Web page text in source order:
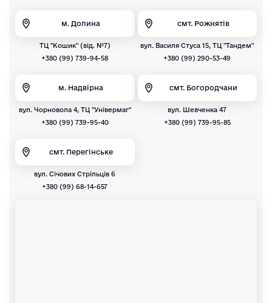
м. Долина
ТЦ "Кошик" (від. №7)
+380 (99) 739-94-58
смт. Рожнятів
вул. Василя Стуса 15, ТЦ "Тандем"
+380 (99) 290-53-49
м. Надвірна
вул. Чорновола 4, ТЦ "Універмаг"
+380 (99) 739-95-40
смт. Богородчани
вул. Шевченка 47
+380 (99) 739-95-85
смт. Перегінське
вул. Січових Стрільців 6
+380 (99) 68-14-657